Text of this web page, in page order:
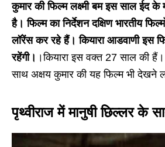
कुमार की फिल्म लक्ष्मी बम इस साल ईद
है। फिल्म का निर्देशन दक्षिण भारतीय
लॉरेंस कर रहे हैं। कियारा आडवाणी इस
रहेंगी। ।कियारा इस वक्त 27 साल की
साथ अक्षय कुमार की यह फिल्म भी देखने
पृथ्वीराज में मानुषी छिल्लर के